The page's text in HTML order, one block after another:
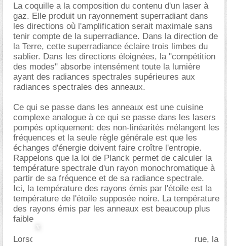
La coquille a la composition du contenu d'un laser à
gaz. Elle produit un rayonnement superradiant dans
les directions où l'amplification serait maximale sans
tenir compte de la superradiance. Dans la direction de
la Terre, cette superradiance éclaire trois limbes du
sablier. Dans les directions éloignées, la "compétition
des modes" absorbe intensément toute la lumière
ayant des radiances spectrales supérieures aux
radiances spectrales des anneaux.
Ce qui se passe dans les anneaux est une cuisine
complexe analogue à ce qui se passe dans les lasers
pompés optiquement: des non-linéarités mélangent les
fréquences et la seule règle générale est que les
échanges d'énergie doivent faire croître l'entropie.
Rappelons que la loi de Planck permet de calculer la
température spectrale d'un rayon monochromatique à
partir de sa fréquence et de sa radiance spectrale.
Ici, la température des rayons émis par l'étoile est la
température de l'étoile supposée noire. La température
des rayons émis par les anneaux est beaucoup plus
faible.
Lorsque la superradiance des anneaux est apparue, la